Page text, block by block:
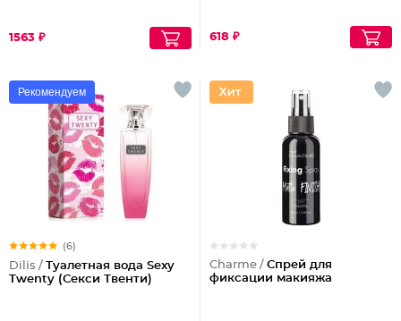
1563 ₽ 618 ₽
Рекомендуем
(6)
Dilis / Туалетная вода Sexy
Twenty (Секси Твенти)
Charme / Спрей для
фиксации макияжа